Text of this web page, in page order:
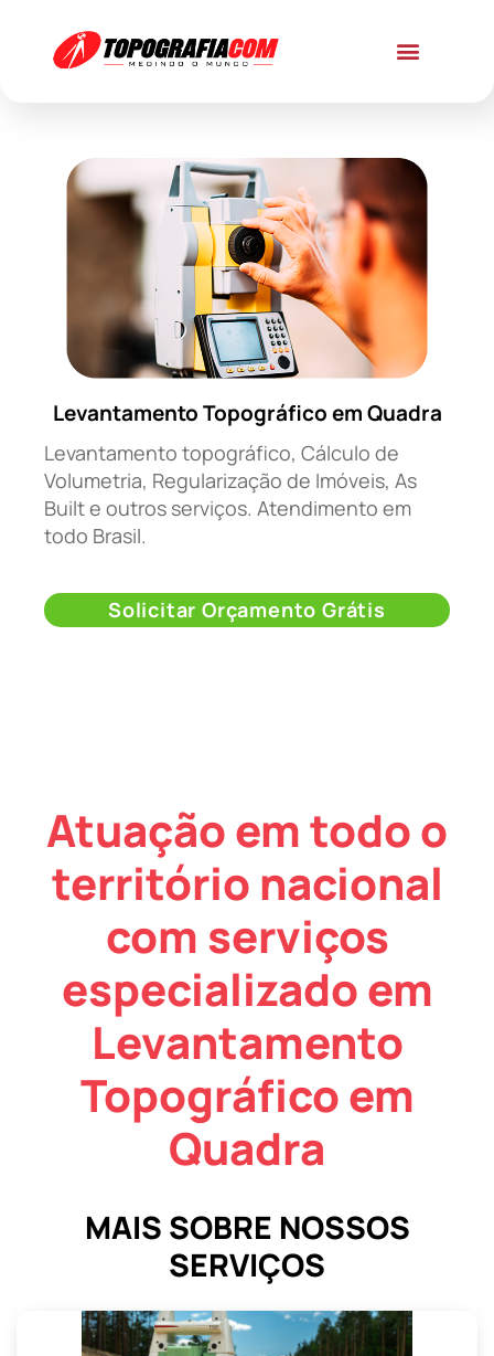
Levantamento Topográfico em Quadra
Levantamento topográfico, Cálculo de
Volumetria, Regularização de Imóveis, As
Built e outros serviços. Atendimento em
todo Brasil.
Solicitar Orçamento Grátis
Atuação em todo o
território nacional
com serviços
especializado em
Levantamento
Topográfico em
Quadra
MAIS SOBRE NOSSOS
SERVIÇOS